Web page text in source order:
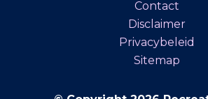
Contact
Disclaimer
Privacybeleid
Sitemap